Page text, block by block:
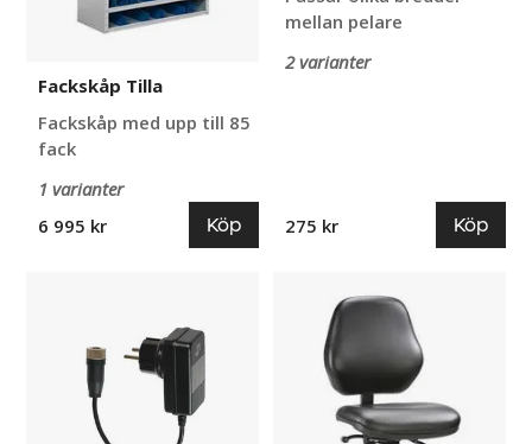
Fackskåp Tilla
Fackskåp med upp till 85
fack
1 varianter
6 995 kr
Köp
mellan pelare
2 varianter
275 kr Köp
arbetslampor